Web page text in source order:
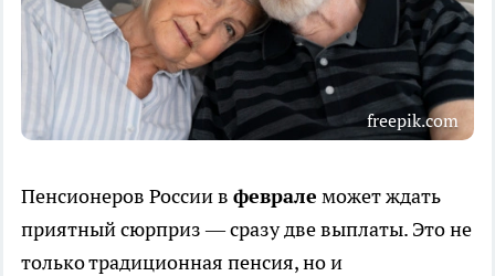
freepik.com
Пенсионеров России в феврале может ждать
приятный сюрприз — сразу две выплаты. Это не
только традиционная пенсия, но и